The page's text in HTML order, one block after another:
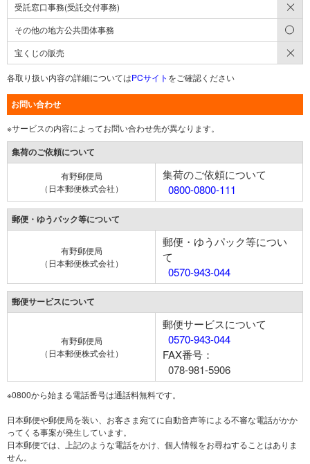
受託窓口事務(受託交付事務)
その他の地方公共団体事務
宝くじの販売
各取り扱い内容の詳細についてはPCサイト をご確認ください
お問い合わせ
※サービスの内容によってお問い合わせ先が異なります。
集荷のご依頼について
有野郵便局
（日本郵便株式会社）
集荷のご依頼について
0800-0800-111
郵便・ゆうパック等について
有野郵便局
（日本郵便株式会社）
郵便・ゆうパック等につい
て
0570-943-044
郵便サービスについて
有野郵便局
（日本郵便株式会社）
郵便サービスについて
0570-943-044
FAX番号：
078-981-5906
※0800から始まる電話番号は通話料無料です。
日本郵便や郵便局を装い、お客さま宛てに自動音声等による不審な電話がかか
ってくる事案が発生しています。
日本郵便では、上記のような電話をかけ、個人情報をお尋ねすることはありま
せん。